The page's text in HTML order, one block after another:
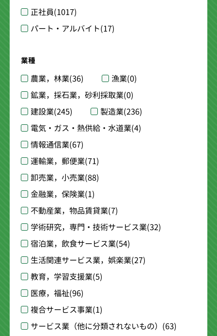
正社員(1017)
パート・アルバイト(17)
業種
農業，林業(36) 漁業(0)
鉱業，採石業，砂利採取業(0)
建設業(245) 製造業(236)
電気・ガス・熱供給・水道業(4)
情報通信業(67)
運輸業，郵便業(71)
卸売業，小売業(88)
金融業，保険業(1)
不動産業，物品賃貸業(7)
学術研究，専門・技術サービス業(32)
宿泊業，飲食サービス業(54)
生活関連サービス業，娯楽業(27)
教育，学習支援業(5)
医療，福祉(96)
複合サービス事業(1)
サービス業（他に分類されないもの） (63)